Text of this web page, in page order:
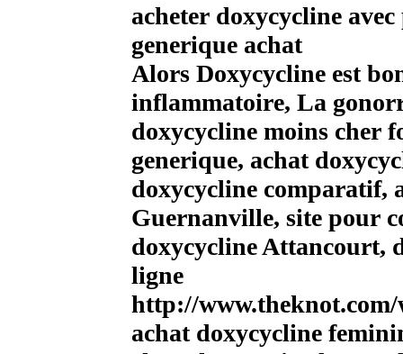
acheter doxycycline
generique achat
Alors Doxycycline est
inflammatoire, La
doxycycline moins cher
generique, achat
doxycycline comparatif,
Guernanville, site pour
doxycycline Attancourt,
ligne
http://
achat doxycycline